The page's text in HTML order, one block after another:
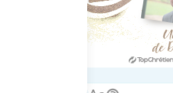
par les écrits des